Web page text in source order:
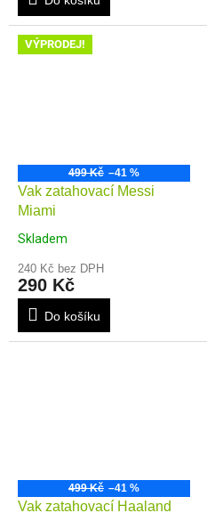
VÝPRODEJ!
499 Kč –41 %
Vak zatahovací Messi
Miami
Skladem
240 Kč bez DPH
290 Kč
Do košíku
499 Kč –41 %
Vak zatahovací Haaland